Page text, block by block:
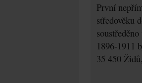
První
středověku
1896-1911
35 450